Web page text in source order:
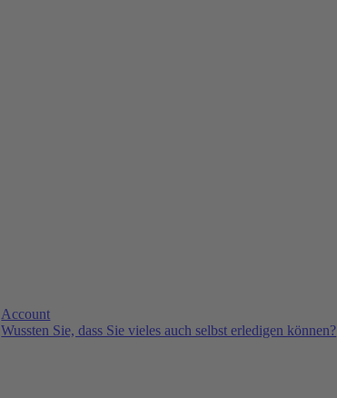
Account
Wussten Sie, dass Sie vieles auch selbst erledigen können?